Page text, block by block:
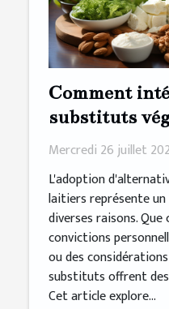
Comment
substituts
produits
Mercredi 26 juillet
L'adoption
laitiers représente
diverses raisons.
convictions
ou des
substituts offrent
Cet article explore...